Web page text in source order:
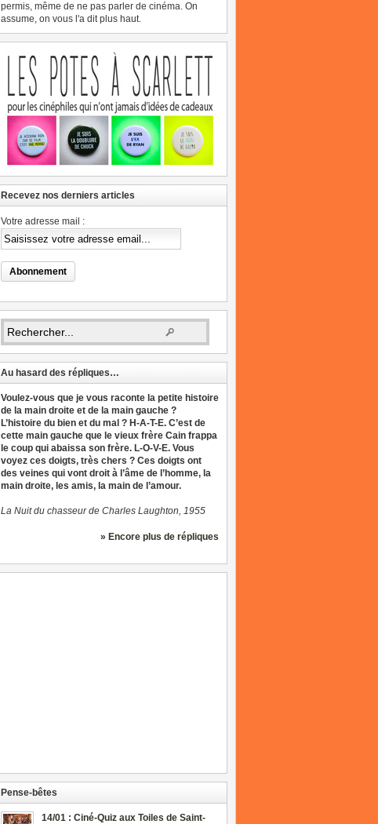
permis, même de ne pas parler de cinéma. On
assume, on vous l'a dit plus haut.
Recevez nos derniers articles
Votre adresse mail :
Au hasard des répliques…
Voulez-vous que je vous raconte la petite histoire
de la main droite et de la main gauche ?
L’histoire du bien et du mal ? H-A-T-E. C’est de
cette main gauche que le vieux frère Cain frappa
le coup qui abaissa son frère. L-O-V-E. Vous
voyez ces doigts, très chers ? Ces doigts ont
des veines qui vont droit à l’âme de l’homme, la
main droite, les amis, la main de l’amour.
La Nuit du chasseur de Charles Laughton, 1955
» Encore plus de répliques
Pense-bêtes
14/01 : Ciné-Quiz aux Toiles de Saint-